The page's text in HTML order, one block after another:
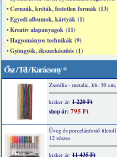
• Ceruzák, kréták, festetlen formák (13)
• Egyedi albumok, kártyák (1)
• Kreatív alapanyagok (11)
• Hagyományos technikák (9)
• Gyöngyök, ékszerkészítés (1)
Ősz / Tél / Karácsony *
Zsenília - metalic, kb. 30
kisker ár: 1 220 Ft
shop ár: 795 Ft
Üveg és porcelánfestő filctoll
12 részes
kisker ár: 11 435 Ft